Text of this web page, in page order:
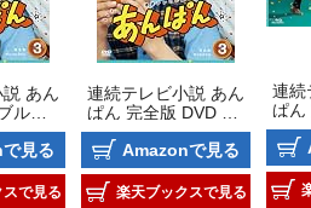
あん
ルー
見る
で見る
連続テレビ小説 あん
ぱん 完全版 DVD B
OX3
Amazonで見る
楽天ブックスで見る
連続
ぱん
レイ